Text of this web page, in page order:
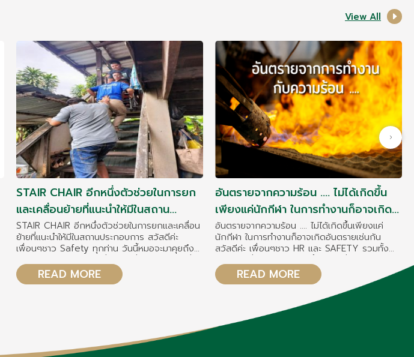
View All
STAIR CHAIR อีกหนึ่งตัวช่วยในการยก
และเคลื่อนย้ายที่แนะนำให้มีในสถาน
ประกอบการ
STAIR CHAIR อีกหนึ่งตัวช่วยในการยกและเคลื่อน
ย้ายที่แนะนำให้มีในสถานประกอบการ สวัสดีค่ะ
เพื่อนๆชาว Safety ทุกท่าน วันนี้หมอจะมาคุยถึง
ควรจะมีในสถานประกอบการ นั่นคือ ....... ดังในภาพ
ค่ะ ปกติแล้ว หลายๆที่จะมีอุปกรณ์ยกและเคลื่อนย้าย
เครดิตร เจ้าของภาพและเจ้าของโพสต์ "ห้องฉุกเฉิน
ยกเคลื่อนย้ายนี้เรียกว่าอะไรคะ ?
READ MORE
อันตรายจากความร้อน .... ไม่ได้เกิดขึ้น
เพียงแค่นักกีฬา ในการทำงานก็อาจเกิด
อันตรายเช่นกัน
อันตรายจากความร้อน .... ไม่ได้เกิดขึ้นเพียงแค่
นักกีฬา ในการทำงานก็อาจเกิดอันตรายเช่นกัน
สวัสดีค่ะ เพื่อนๆชาว HR และ SAFETY รวมทั้ง
บางแสน หลายๆท่านอาจจะเตรียมตัวลงวิ่งออก
กำลังกาย ในงาน "บางแสน 42" ที่จะจัดขึ้น ในวัน
เรื่องของ "ภาวะฮีทสโตรก" มาฝากกันค่ะ ซึ่ง ภาวะนี้
นอกจากจะเกิดในนักกีฬาที่ออกกำลังกายกลางแจ้ง
นานๆแล้ว ในการทำงาน ที่ต้องสัมผัสกับความร้อน
READ MORE